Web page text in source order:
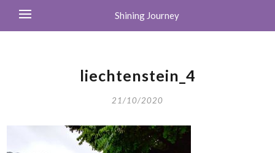
Shining Journey
liechtenstein_4
21/10/2020